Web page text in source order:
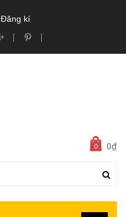
Đăng kí
0 0₫